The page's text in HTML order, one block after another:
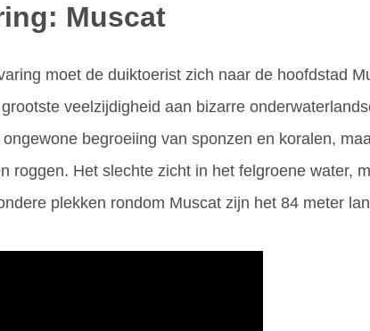
Muscat
moet de duiktoerist zich naar de hoofdstad
veelzijdigheid aan bizarre
begroeiing van sponzen en koralen,
roggen. Het slechte zicht in het felgroene water,
plekken rondom Muscat zijn het 84 meter